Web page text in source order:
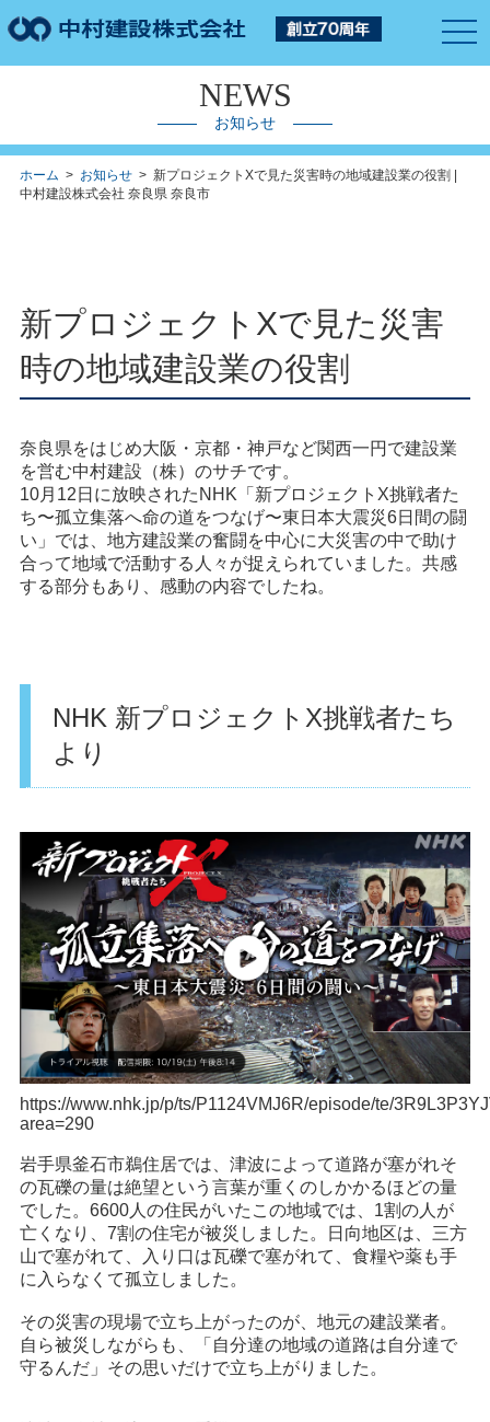
NEWS
お知らせ
ホーム > お知らせ> 新プロジェクトXで見た災害時の地域建設業の役割 |
中村建設株式会社 奈良県 奈良市
新プロジェクトXで見た災害
時の地域建設業の役割
奈良県をはじめ大阪・京都・神戸など関西一円で建設業
を営む中村建設（株）のサチです。
10月12日に放映されたNHK「新プロジェクトX挑戦者た
ち〜孤立集落へ命の道をつなげ〜東日本大震災6日間の闘
い」では、地方建設業の奮闘を中心に大災害の中で助け
合って地域で活動する人々が捉えられていました。共感
する部分もあり、感動の内容でしたね。
NHK 新プロジェクトX挑戦者たち
より
https://www.nhk.jp/p/ts/P1124VMJ6R/episode/te/
area=290
岩手県釜石市鵜住居では、津波によって道路が塞がれそ
の瓦礫の量は絶望という言葉が重くのしかかるほどの量
でした。6600人の住民がいたこの地域では、1割の人が
亡くなり、7割の住宅が被災しました。日向地区は、三方
山で塞がれて、入り口は瓦礫で塞がれて、食糧や薬も手
に入らなくて孤立しました。
その災害の現場で立ち上がったのが、地元の建設業者。
自ら被災しながらも、「自分達の地域の道路は自分達で
守るんだ」その思いだけで立ち上がりました。